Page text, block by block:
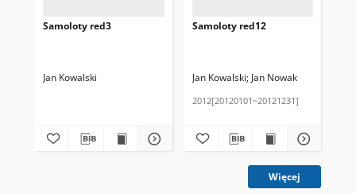
Samoloty red3
Jan Kowalski
Samoloty red12
Jan Kowalski Jan Nowak
2012[20120101~20121231]
Więcej